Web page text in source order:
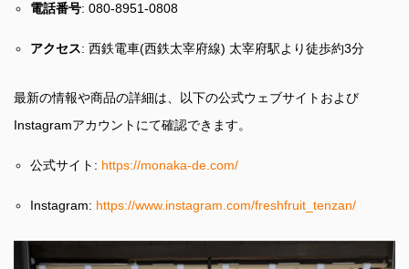
電話番号: 080-8951-0808
アクセス: 西鉄電車(西鉄太宰府線) 太宰府駅より徒歩約3分
最新の情報や商品の詳細は、以下の公式ウェブサイトおよび
Instagramアカウントにて確認できます。
公式サイト: https://monaka-de.com/
Instagram: https://www.instagram.com/freshfruit_tenzan/